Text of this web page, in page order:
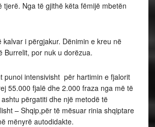
tjerë. Nga të gjithë këta fëmijë mbetën
kalvar i përgjakur. Dënimin e kreu në
Burrelit, por nuk u dorëzua.
punoi intensivisht për hartimin e fjalorit
55.000 fjalë dhe 2.000 fraza nga më të
përgatiti dhe një metodë të
– Shqip,për të mësuar rinia shqiptare
mënyrë autodidakte.